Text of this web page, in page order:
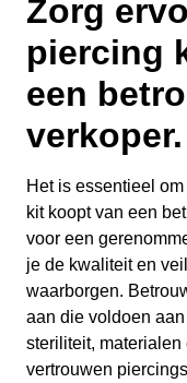
Zorg
piercing
een
verkoper.
Het is essentieel
kit koopt van een
voor een
je de kwaliteit en
waarborgen.
aan die voldoen
steriliteit,
vertrouwen